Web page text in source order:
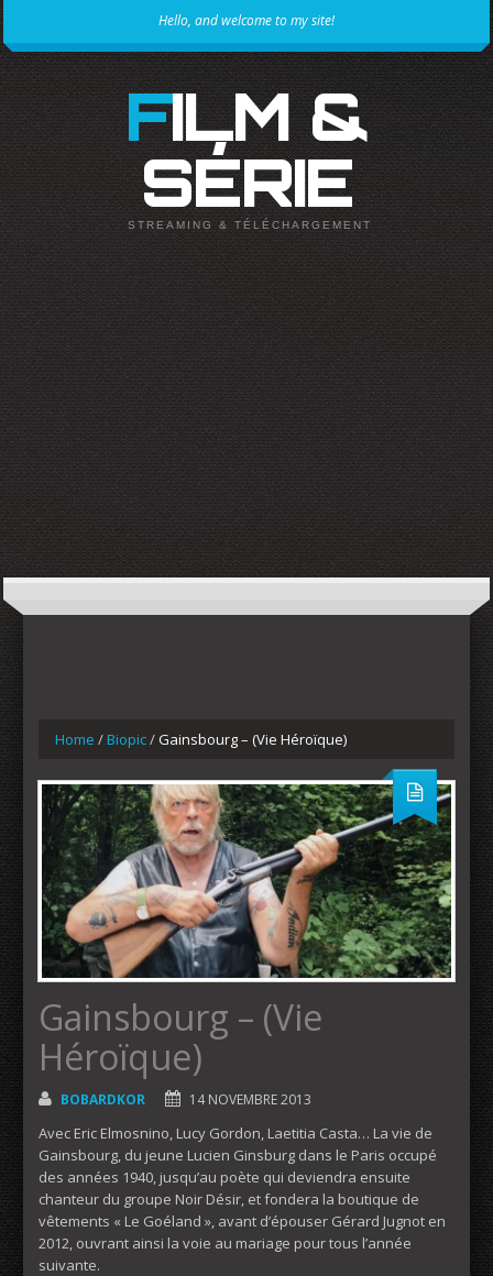
Hello, and welcome to my site!
FILM &
SÉRIE
STREAMING & TÉLÉCHARGEMENT
Home /Biopic/Gainsbourg – (Vie Héroïque)
Gainsbourg – (Vie
Héroïque)
BOBARDKOR 14 NOVEMBRE 2013
Avec Eric Elmosnino, Lucy Gordon, Laetitia Casta… La vie de
Gainsbourg, du jeune Lucien Ginsburg dans le Paris occupé
des années 1940, jusqu’au poète qui deviendra ensuite
chanteur du groupe Noir Désir, et fondera la boutique de
vêtements « Le Goéland », avant d’épouser Gérard Jugnot en
2012, ouvrant ainsi la voie au mariage pour tous l’année
suivante.